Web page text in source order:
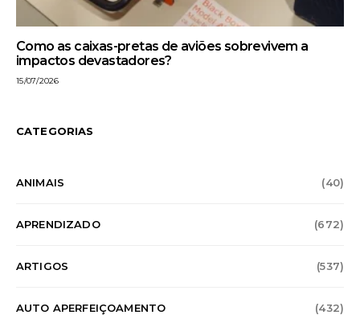
Como as caixas-pretas de aviões sobrevivem a
impactos devastadores?
15/07/2026
CATEGORIAS
ANIMAIS (40)
APRENDIZADO (672)
ARTIGOS (537)
AUTO APERFEIÇOAMENTO (432)